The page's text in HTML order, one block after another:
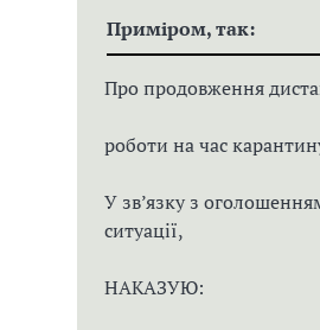
Приміром, так:
Про продовження
роботи на час
У зв’язку з
ситуації,
НАКАЗУЮ: